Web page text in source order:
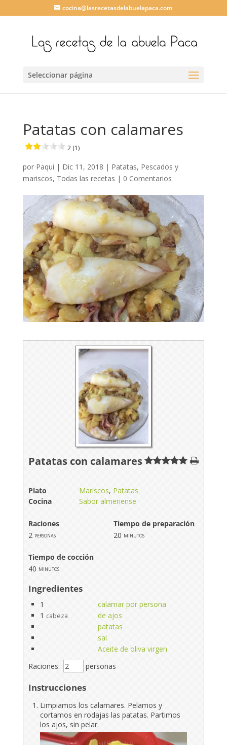
cocina@lasrecetasdelabuelapaca.com
Seleccionar página
Patatas con calamares
2 (1)
por Paqui | Dic 11, 2018 | Patatas, Pescados y
mariscos, Todas las recetas | 0 Comentarios
Patatas con calamares
Plato Mariscos, Patatas
Cocina
Sabor almeriense
Raciones
Tiempo de preparación
2 personas 20 minutos
Tiempo de cocción
40 minutos
Ingredientes
1
calamar por persona
1 cabeza
de ajos
patatas
sal
Aceite de oliva virgen
Raciones:
personas
Instrucciones
Limpiamos los calamares. Pelamos y
cortamos en rodajas las patatas. Partimos
los ajos, sin pelar.